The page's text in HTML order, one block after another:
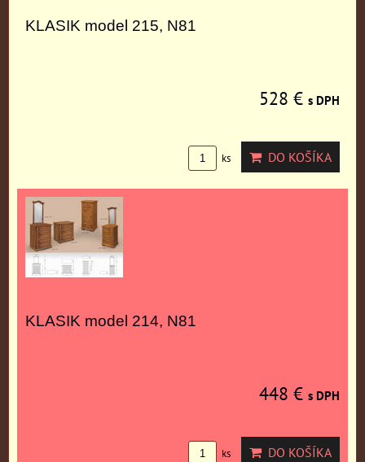
KLASIK model 215, N81
528 € s DPH
ks DO KOŠÍKA
KLASIK model 214, N81
448 € s DPH
ks DO KOŠÍKA